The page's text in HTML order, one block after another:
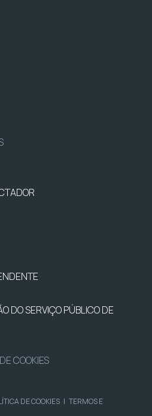
DO SERVIÇO PÚBLICO DE
COOKIES
DE COOKIES | TERMOS E